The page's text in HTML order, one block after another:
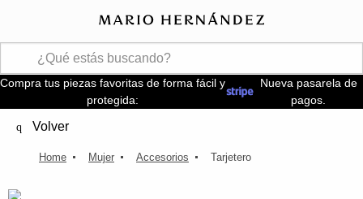
Compra tus piezas favoritas de forma fácil y
protegida:
Nueva pasarela de
pagos.
Volver
Mujer Accesorios Tarjetero